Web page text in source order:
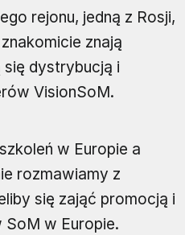
rejonu, jedną z Rosji,
znają
dystrybucją i
VisionSoM.
w Europie a
rozmawiamy z
się zająć promocją i
w Europie.